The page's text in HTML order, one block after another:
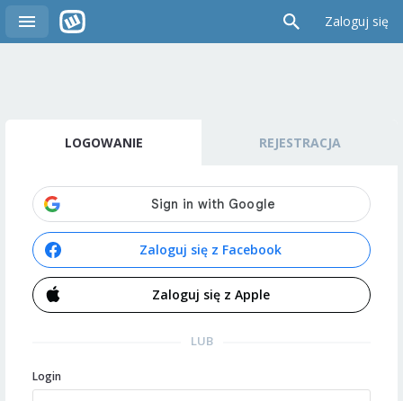
Zaloguj się
LOGOWANIE REJESTRACJA
Zaloguj się z Facebook
Zaloguj się z Apple
LUB
Login